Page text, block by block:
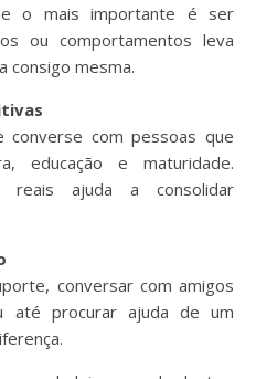
o mais importante é ser
ou comportamentos leva
consigo mesma.
com pessoas que
educação e maturidade.
reais ajuda a consolidar
conversar com amigos
até procurar ajuda de um